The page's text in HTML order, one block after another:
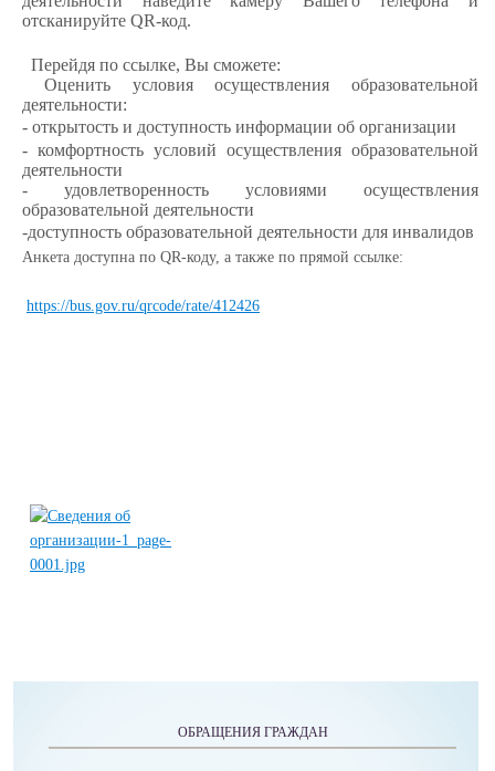
отсканируйте QR-код.
Перейдя по ссылке, Вы сможете:
Оценить условия осуществления образовательной
деятельности:
- открытость и доступность информации об организации
- комфортность условий осуществления образовательной
деятельности
- удовлетворенность условиями осуществления
образовательной деятельности
-доступность образовательной деятельности для инвалидов
Анкета доступна по QR-коду, а также по прямой ссылке:
https://bus.gov.ru/qrcode/rate/412426
ОБРАЩЕНИЯ ГРАЖДАН